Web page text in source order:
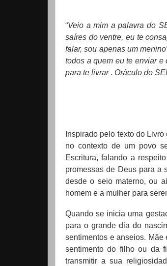
“Veio a mim a palavra do
saíres do ventre, eu te
falar, sou apenas um
todos a quem eu te enviar e
para te livrar . Oráculo do
Inspirado pelo texto do Livro
no contexto de um povo
Escritura, falando a
promessas de Deus para a
desde o seio materno, ou
homem e a mulher para
Quando se inicia uma
para o grande dia do
sentimentos e anseios. Mãe
sentimento do filho ou da
transmitir a sua